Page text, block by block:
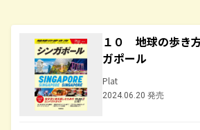
１０ 地球の歩
ガポール
Plat
2024.06.20 発売